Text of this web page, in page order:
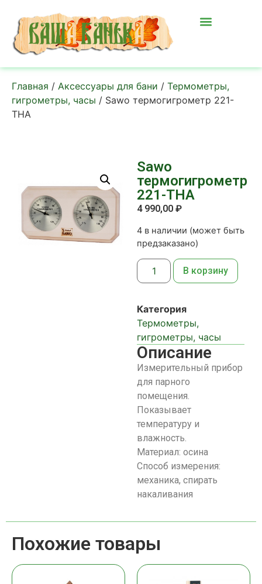
Главная / Аксессуары для бани / Термометры,
гигрометры, часы / Sawo термогигрометр 221-
THA
Sawo
термогигрометр
221-THA
4 990,00 ₽
4 в наличии (может быть
предзаказано)
В корзину
Категория
Термометры,
гигрометры, часы
Описание
Измерительный прибор
для парного
помещения.
Показывает
температуру и
влажность.
Материал: осина
Способ измерения:
механика, спирать
накаливания
Похожие товары